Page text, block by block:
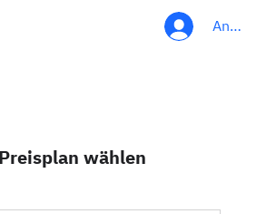
Preisplan wählen